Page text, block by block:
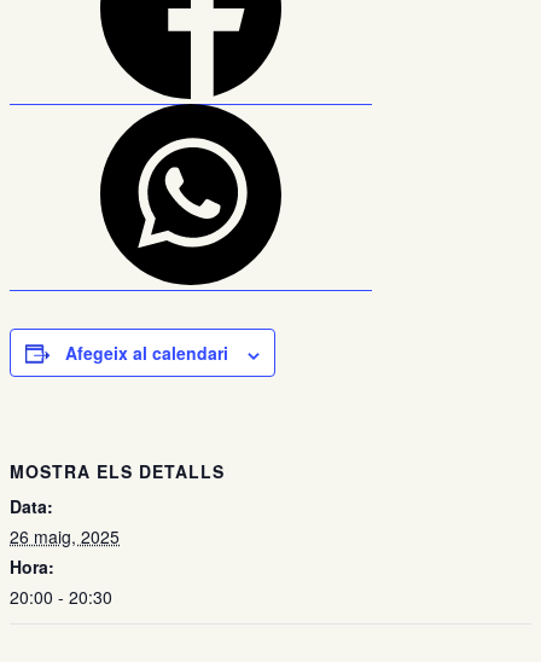
Afegeix al calendari
MOSTRA ELS DETALLS
Data:
26 maig, 2025
Hora:
20:00 - 20:30